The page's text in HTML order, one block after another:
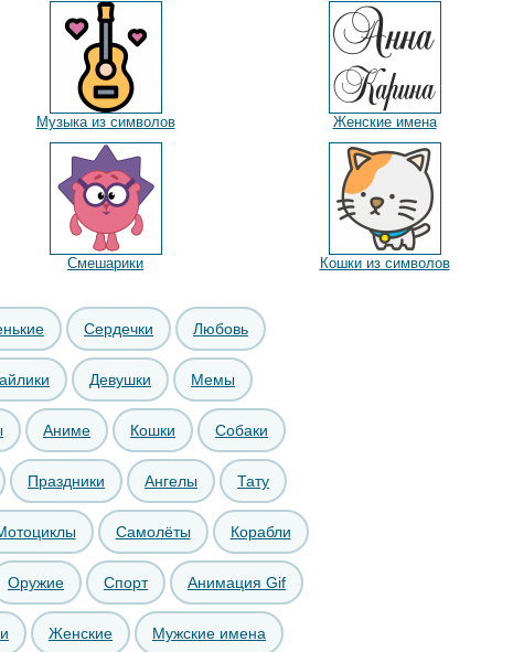
Музыка из символов Женские имена
Смешарики Кошки из символов
Сердечки Любовь
Девушки Мемы
Аниме Кошки Собаки
Праздники Ангелы Тату
Самолёты Корабли
Оружие Спорт Анимация Gif
Женские Мужские имена